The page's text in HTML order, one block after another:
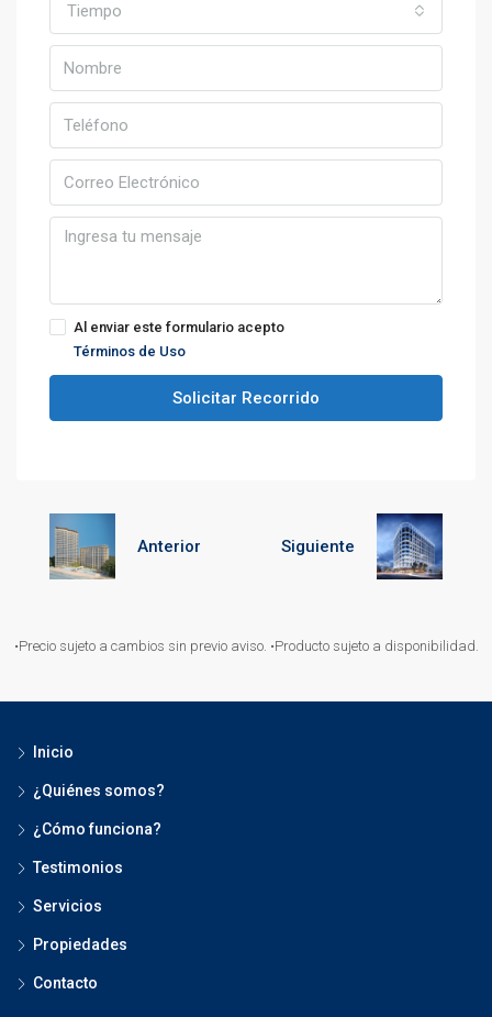
Tiempo
Al enviar este formulario acepto
Términos de Uso
Solicitar Recorrido
Anterior Siguiente
•Precio sujeto a cambios sin previo aviso. •Producto sujeto a disponibilidad.
Inicio
¿Quiénes somos?
¿Cómo funciona?
Testimonios
Servicios
Propiedades
Contacto